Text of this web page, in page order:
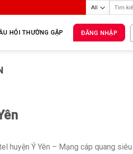
HỎI THƯỜNG GẶP ĐĂNG NHẬP
huyện Ý Yên – Mạng cáp quang siêu